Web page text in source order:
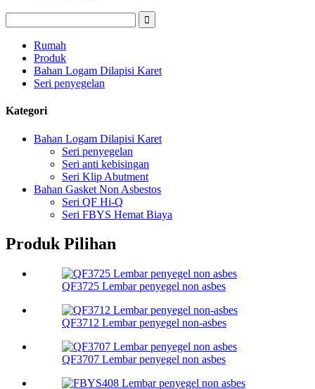
Rumah
Produk
Bahan Logam Dilapisi Karet
Seri penyegelan
Kategori
Bahan Logam Dilapisi Karet
Seri penyegelan
Seri anti kebisingan
Seri Klip Abutment
Bahan Gasket Non Asbestos
Seri QF Hi-Q
Seri FBYS Hemat Biaya
Produk Pilihan
QF3725 Lembar penyegel non asbes
QF3712 Lembar penyegel non-asbes
QF3707 Lembar penyegel non asbes